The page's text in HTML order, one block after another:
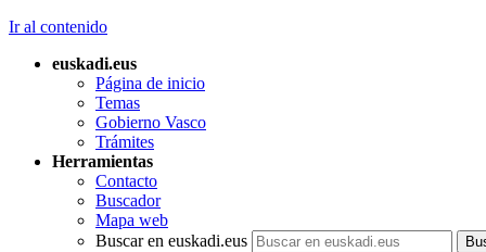
Ir al contenido
euskadi.eus
Página de inicio
Temas
Gobierno Vasco
Trámites
Herramientas
Contacto
Buscador
Mapa web
Buscar en euskadi.eus